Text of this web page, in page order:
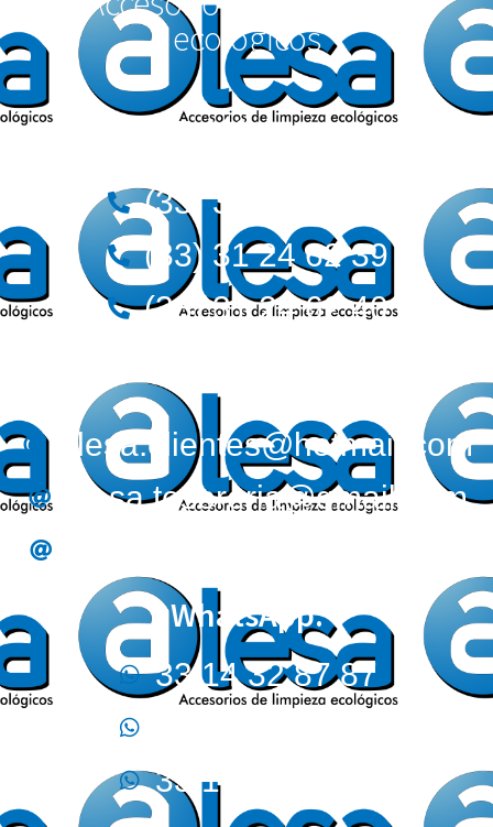
ecológicos
Teléfonos:
(33) 36 12 72 62
(33) 31 24 62 39
(33) 31 24 62 40
alesa.clientes@hotmail.com
alesa.tesoreria@gmail.com
WhatsApp:
33 14 32 87 87
33 17 09 05 70